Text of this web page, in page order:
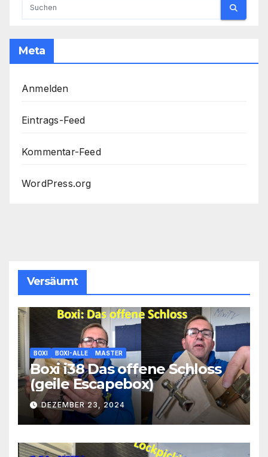
Meta
Anmelden
Eintrags-Feed
Kommentar-Feed
WordPress.org
Versäumt
BOXI BOXI-ALLE MASTER
Boxi i38 Das offene Schloss
(geile Escapebox)
DEZEMBER 23, 2024